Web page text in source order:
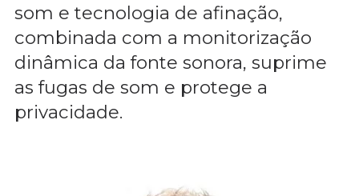
som e tecnologia de afinação,
combinada com a monitorização
dinâmica da fonte sonora, suprime
as fugas de som e protege a
privacidade.